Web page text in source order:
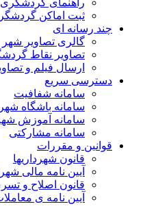
راهنمای گردشگری
ثبت اماکن
چند رسانه ای
گالری تصاویر شهر
تصاویر نقاط
ارسال فیلم و
دسترسی سریع
سامانه شفافیت
سامانه باشگاه
سامانه آموزش
سامانه مشارکتی
قوانین و مقررات
قانون شهرداریها
آیین نامه مالی
قانون اصلاح و
آیین نامه ی